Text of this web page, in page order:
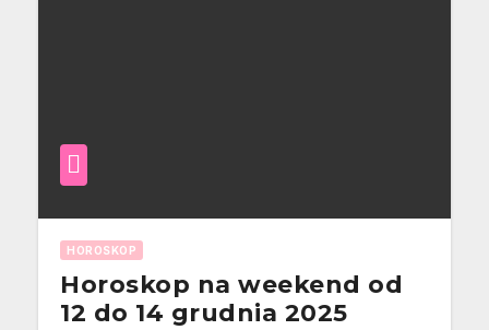
HOROSKOP
Horoskop na weekend od
12 do 14 grudnia 2025